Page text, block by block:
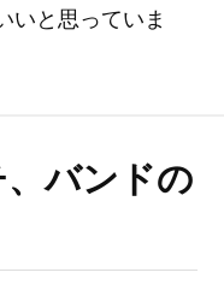
いと思っていま
バンドの